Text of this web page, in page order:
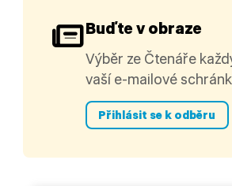
Buďte v obraze
Výběr ze Čtenáře
vaší e-mailové
Přihlásit se k odběru